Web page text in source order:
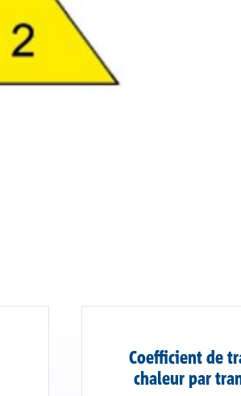
Coefficient de
chaleur par